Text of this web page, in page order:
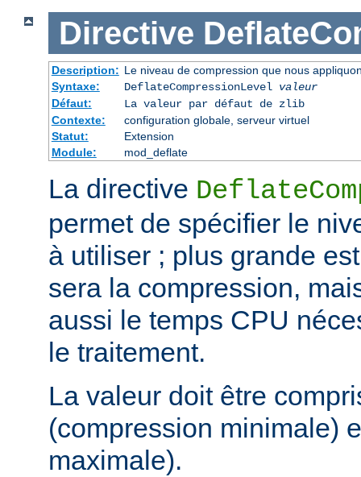
Directive
Description: Le niveau de compression que nous
Syntaxe:
DeflateCompressionLevel valeur
Défaut:
La valeur par défaut de zlib
Contexte:
configuration globale, serveur virtuel
Statut:
Extension
Module:
mod_deflate
La directive
permet de spécifier le
à utiliser ; plus grande
sera la compression,
aussi le temps CPU
le traitement.
La valeur doit être
(compression minimale)
maximale).